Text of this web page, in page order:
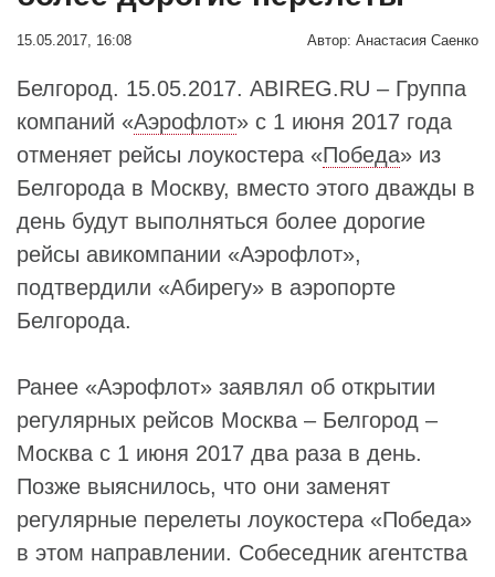
15.05.2017, 16:08 Автор: Анастасия Саенко
Белгород. 15.05.2017. ABIREG.RU – Группа
компаний «Аэрофлот» с 1 июня 2017 года
отменяет рейсы лоукостера «Победа» из
Белгорода в Москву, вместо этого дважды в
день будут выполняться более дорогие
рейсы авикомпании «Аэрофлот»,
подтвердили «Абирегу» в аэропорте
Белгорода.
Ранее «Аэрофлот» заявлял об открытии
регулярных рейсов Москва – Белгород –
Москва с 1 июня 2017 два раза в день.
Позже выяснилось, что они заменят
регулярные перелеты лоукостера «Победа»
в этом направлении. Собеседник агентства